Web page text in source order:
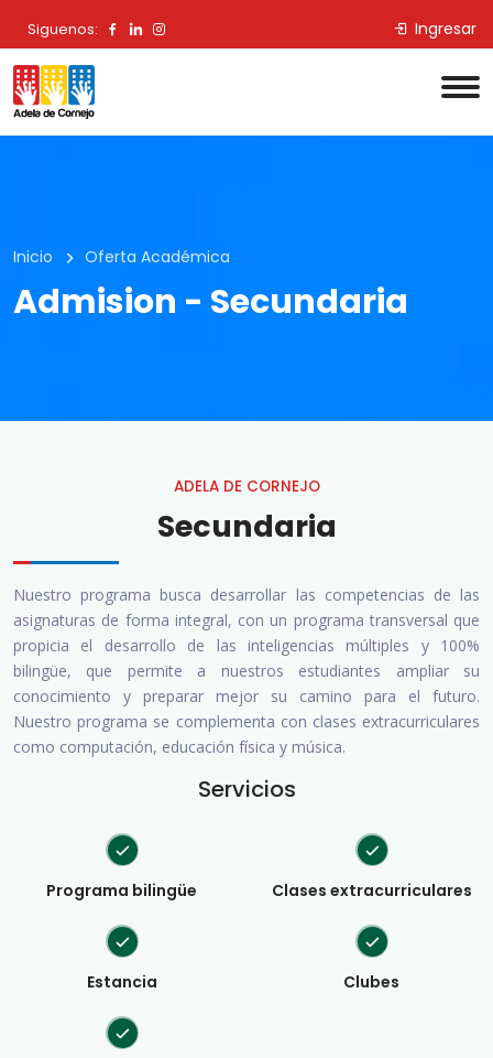
Siguenos: Ingresar
Inicio Oferta Académica
Admision - Secundaria
ADELA DE CORNEJO
Secundaria
Nuestro programa busca desarrollar las competencias de las
asignaturas de forma integral, con un programa transversal que
propicia el desarrollo de las inteligencias múltiples y 100%
bilingüe, que permite a nuestros estudiantes ampliar su
conocimiento y preparar mejor su camino para el futuro.
Nuestro programa se complementa con clases extracurriculares
como computación, educación física y música.
Servicios
Programa bilingüe Clases extracurriculares
Estancia Clubes